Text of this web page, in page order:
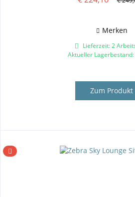
Merken
Lieferzeit: 2
Aktueller Lagerbestand:
Zum Produkt